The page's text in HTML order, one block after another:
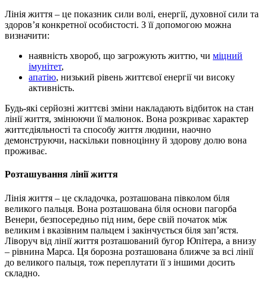
Лінія життя – це показник сили волі, енергії, духовної сили та
здоров’я конкретної особистості. З її допомогою можна
визначити:
наявність хвороб, що загрожують життю, чи міцний
імунітет,
апатію, низький рівень життєвої енергії чи високу
активність.
Будь-які серйозні життєві зміни накладають відбиток на стан
лінії життя, змінюючи її малюнок. Вона розкриває характер
життєдіяльності та способу життя людини, наочно
демонструючи, наскільки повноцінну й здорову долю вона
проживає.
Розташування лінії життя
Лінія життя – це складочка, розташована півколом біля
великого пальця. Вона розташована біля основи пагорба
Венери, безпосередньо під ним, бере свій початок між
великим і вказівним пальцем і закінчується біля зап’ястя.
Ліворуч від лінії життя розташований бугор Юпітера, а внизу
– рівнина Марса. Ця борозна розташована ближче за всі лінії
до великого пальця, тож переплутати її з іншими досить
складно.